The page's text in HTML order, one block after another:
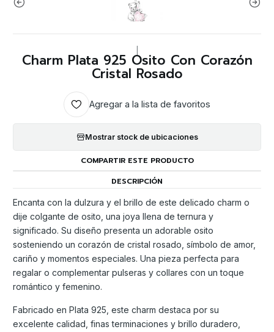
Charm Plata 925 Osito Con Corazón
Cristal Rosado
Agregar a la lista de favoritos
Mostrar stock de ubicaciones
COMPARTIR ESTE PRODUCTO
DESCRIPCIÓN
Encanta con la dulzura y el brillo de este delicado charm o
dije colgante de osito, una joya llena de ternura y
significado. Su diseño presenta un adorable osito
sosteniendo un corazón de cristal rosado, símbolo de amor,
cariño y momentos especiales. Una pieza perfecta para
regalar o complementar pulseras y collares con un toque
romántico y femenino.
Fabricado en Plata 925, este charm destaca por su
excelente calidad, finas terminaciones y brillo duradero,